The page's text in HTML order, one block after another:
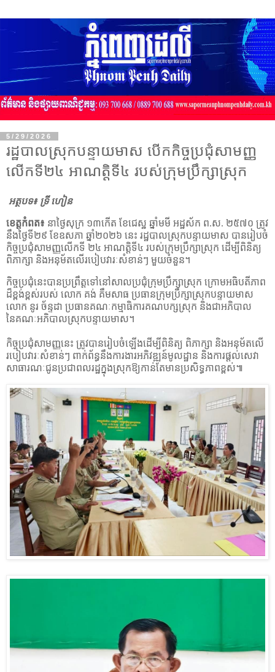
5/29/2026
រដ្ឋបាលស្រុកបន្ទាយមាស បើកកិច្ចប្រជុំសាមញ្ញ
លើកទី២៤ អាណត្តិទី៤ របស់ក្រុមប្រឹក្សាស្រុក
អត្ថបទ៖ ទ្រី ហៀន
ខេត្តកំពត៖ នាថ្ងៃសុក្រ ១៣កើត ខែជេស្ឋ ឆ្នាំមមី អដ្ឋស័ក ព.ស. ២៥៧០ ត្រូវ
នឹងថ្ងៃទី២៩ ខែឧសភា ឆ្នាំ២០២៦ នេះ រដ្ឋបាលស្រុកបន្ទាយមាស បានរៀបចំ
កិច្ចប្រជុំសាមញ្ញលើកទី ២៤ អាណត្តិទី៤ របស់ក្រុមប្រឹក្សាស្រុក ដើម្បីពិនិត្យ
ពិភាក្សា និងអនុម័តលើរបៀបវារៈសំខាន់ៗ មួយចំនួន។
​កិច្ចប្រជុំនេះបានប្រព្រឹត្តទៅនៅសាលប្រជុំក្រុមប្រឹក្សាស្រុក ក្រោមអធិបតីភាព
ដ៏ខ្ពង់ខ្ពស់របស់ លោក គង់ គឹមសាធ ប្រធានក្រុមប្រឹក្សាស្រុកបន្ទាយមាស
លោក នូរ ច័ន្ទដា ប្រធានគណៈកម្មាធិការគណបក្សស្រុក និងជាអភិបាល
នៃគណៈអភិបាលស្រុកបន្ទាយមាស។
​កិច្ចប្រជុំសាមញ្ញនេះ ត្រូវបានរៀបចំឡើងដើម្បីពិនិត្យ ពិភាក្សា និងអនុម័តលើ
របៀបវារៈសំខាន់ៗ ពាក់ព័ន្ធនឹងការងារអភិវឌ្ឍន៍មូលដ្ឋាន និងការផ្តល់សេវា
សាធារណៈជូនប្រជាពលរដ្ឋក្នុងស្រុកឱ្យកាន់តែមានប្រសិទ្ធភាពខ្ពស់៕